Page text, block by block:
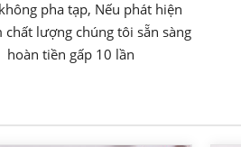
pha tạp, Nếu phát hiện
chất lượng chúng tôi sẵn sàng
hoàn tiền gấp 10 lần